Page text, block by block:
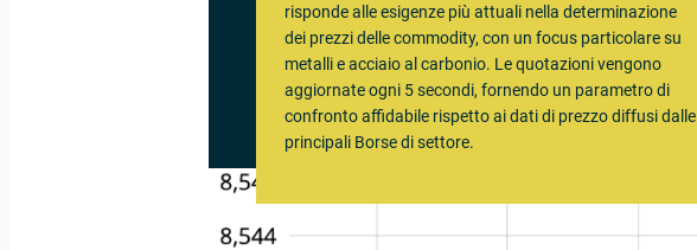
risponde alle esigenze più attuali nella determinazione
dei prezzi delle commodity, con un focus particolare su
metalli e acciaio al carbonio. Le quotazioni vengono
aggiornate ogni 5 secondi, fornendo un parametro di
confronto affidabile rispetto ai dati di prezzo diffusi dalle
principali Borse di settore.